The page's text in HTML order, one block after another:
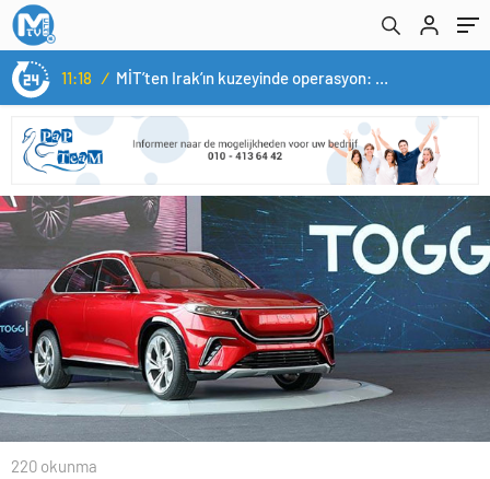
11:18 / MİT’ten Irak’ın kuzeyinde operasyon: Ramazan Güneş Türkiye’ye getirildi
220 okunma